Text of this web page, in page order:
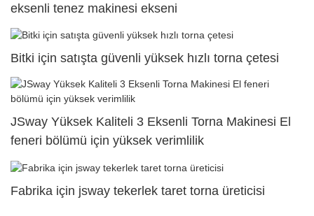
eksenli tenez makinesi ekseni
Bitki için satışta güvenli yüksek hızlı torna çetesi
JSway Yüksek Kaliteli 3 Eksenli Torna Makinesi El
feneri bölümü için yüksek verimlilik
Fabrika için jsway tekerlek taret torna üreticisi